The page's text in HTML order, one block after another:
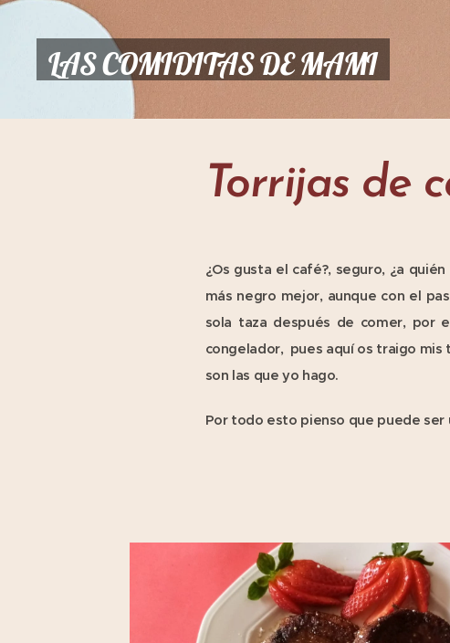
LAS COMIDITAS DE MAMI
Torrijas de
¿Os gusta el café?, seguro, ¿a
más negro mejor, aunque con el
sola taza después de comer, por
congelador, pues aquí os traigo mis
son las que yo hago.
Por todo esto pienso que puede